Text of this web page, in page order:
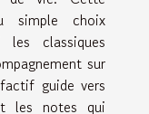
simple choix
les classiques
sur
guide vers
les notes qui